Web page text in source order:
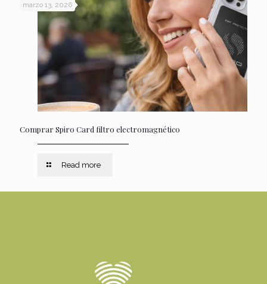
marzo 13, 2026
Comprar Spiro Card filtro electromagnético
Read more